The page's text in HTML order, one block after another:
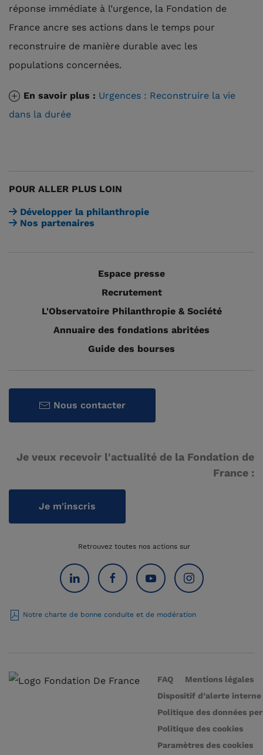
réponse immédiate à l’urgence, la Fondation de
France ancre ses actions dans le temps pour
reconstruire de manière durable avec les
populations concernées.
En savoir plus : Urgences : Reconstruire la vie
dans la durée
POUR ALLER PLUS LOIN
Développer la philanthropie
Nos partenaires
Espace presse
Recrutement
L'Observatoire Philanthropie & Société
Annuaire des fondations abritées
Guide des bourses
Nous contacter
Je veux recevoir l'actualité de la Fondation de
France :
Je m'inscris
Retrouvez toutes nos actions sur
Notre charte de bonne conduite et de modération
FAQ
Mentions légales
Dispositif d’alerte interne
Politique des données
Politique des cookies
Paramètres des cookies